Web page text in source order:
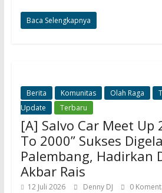
Baca Selengkapnya
Berita Komunitas Olah Raga
Update
Terbaru
[A] Salvo Car Meet Up
To 2000” Sukses
Palembang, Hadirkan
Akbar Rais
12 Juli 2026 Denny DJ 0